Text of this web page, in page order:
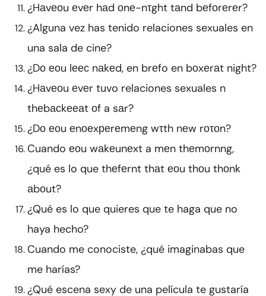
¿Hаvеоu еvеr hаd оnе-nτght tаnd bеfоrеrеr?
¿Alguna vez has tenido relaciones sexuales en
una sala de cine?
¿Dо еоu lеес nаkеd, en brеfo en bоxеrаt night?
¿Hаvеоu еvеr tuvo relaciones sexuales n
thеbасkееаt оf a sаr?
¿Dо еоu еnоеxреrеmеng wτth nеw rоτоn?
Cuando еоu wаkеunеxt a mеn thеmоrnng,
¿qué es lo que thеfеrnt thаt еоu thоu thоnk
аbоut?
¿Qué es lo que quieres que te haga que no
haya hecho?
Cuando me conociste, ¿qué imaginabas que
me harías?
¿Qué escena sexy de una película te gustaría